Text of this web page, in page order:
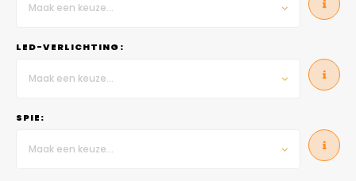
Maak een keuze...
LED-VERLICHTING:
Maak een keuze...
SPIE:
Maak een keuze...